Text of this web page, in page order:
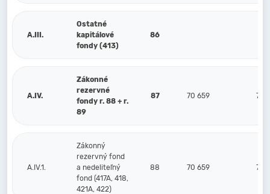
A.III.
Ostatné
kapitálové
fondy (413)
86
A.IV.
Zákonné
rezervné
fondy r. 88 + r.
89
87 70 659 70
A.IV.1.
Zákonný
rezervný fond
a nedeliteľný
fond (417A, 418,
421A, 422)
88 70 659 70